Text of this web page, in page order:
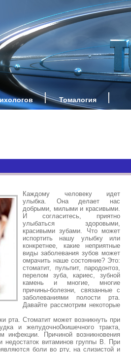
Томалогия
Каждому человеку идет
улыбка. Она делает нас
добрыми, милыми и красивыми.
И согласитесь, приятно
улыбаться здоровыми,
красивыми зубами. Что может
испортить нашу улыбку или
конкретнее, какие неприятные
виды заболевания зубов может
омрачить наше состояние? Это:
стоматит, пульпит, пародонтоз,
перелом зуба, кариес, зубной
камень и многие, многие
причины-болезни, связанные с
заболеваниями полости рта.
Давайте рассмотрим некоторые
рта. Стоматит может возникнуть при
и желудочно0кишечного тракта,
инфекции. Причиной возникновения
недостаток витаминов группы B. При
боли во рту, на слизистой и